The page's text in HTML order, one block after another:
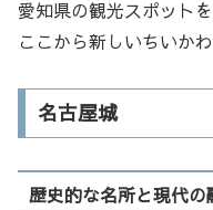
愛知県の観光スポットを
ここから新しいちいか
名古屋城
歴史的な名所と現代の